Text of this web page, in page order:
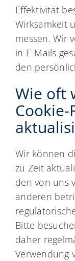
Effektivität
Wirksamkeit
messen. Wir
in E-Mails
den
Wie oft
Wir können
zu Zeit
den von uns
anderen
Bitte
daher
Verwendung